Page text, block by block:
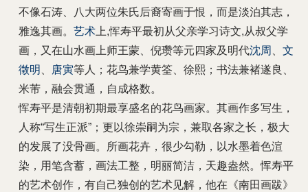
不像石涛、八大两位朱氏后裔寄画于恨，而是淡泊其志，
雅逸其画。 艺术 上,恽寿平最初从父亲学习诗文,从叔父学
画，又在山水画上师王蒙、倪瓒等元四家及明代沈周
文
徵明
唐寅等人；花鸟兼学黄筌、徐熙；书法兼褚遂良、
米芾，融会贯通，自成格数。
恽寿平是清朝初期最享盛名的花鸟画家。其画作多写生，
人称“写生正派”；更以徐崇嗣为宗，兼取各家之长，极大
的发展了没骨画。所画花卉，很少勾勒，以水墨着色渲
染，用笔含蓄，画法工整，明丽简洁，天趣盎然。恽寿平
的艺术创作，有自己独创的艺术见解，他在《南田画跋》